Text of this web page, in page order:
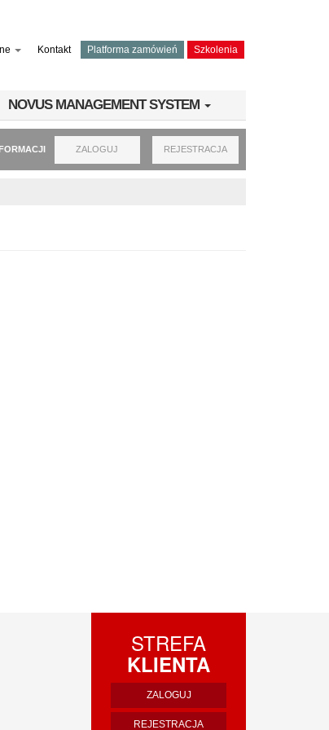
Kontakt Platforma zamówień Szkolenia
NOVUS MANAGEMENT SYSTEM
ZALOGUJ REJESTRACJA
STREFA
KLIENTA
ZALOGUJ
REJESTRACJA